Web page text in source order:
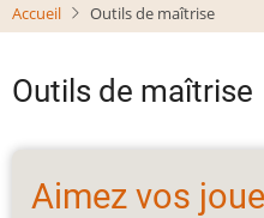
Accueil Outils de maîtrise
Outils de maîtrise
Aimez vos